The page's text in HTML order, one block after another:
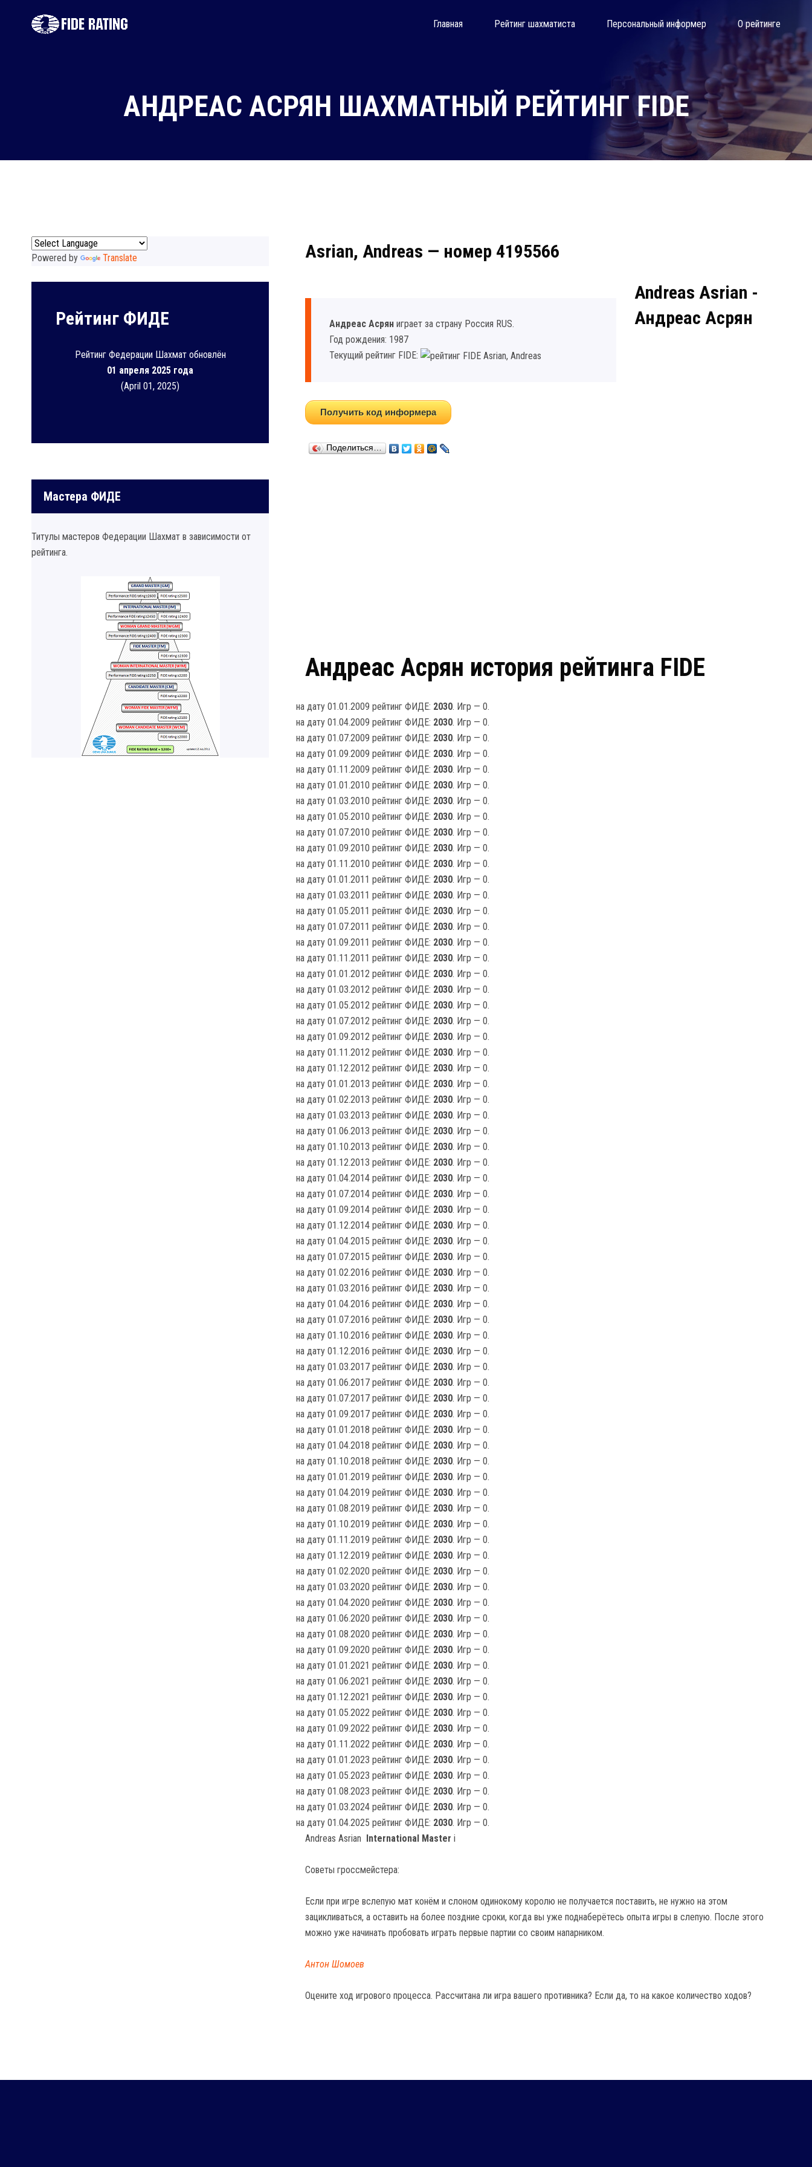
Главная Рейтинг шахматиста Персональный информер О рейтинге
АНДРЕАС АСРЯН ШАХМАТНЫЙ РЕЙТИНГ FIDE
Powered by Translate
Рейтинг ФИДЕ
Рейтинг Федерации Шахмат обновлён
01 апреля 2025 года
(April 01, 2025)
Мастера ФИДЕ
Титулы мастеров Федерации Шахмат в зависимости от
рейтинга.
Asrian, Andreas — номер 4195566
Андреас Асрян играет за страну Россия RUS.
Год рождения: 1987
Текущий рейтинг FIDE:
Получить код информера
Поделиться…
Andreas Asrian -
Андреас Асрян
Андреас Асрян история рейтинга FIDE
на дату 01.01.2009 рейтинг ФИДЕ: 2030. Игр — 0.
на дату 01.04.2009 рейтинг ФИДЕ: 2030. Игр — 0.
на дату 01.07.2009 рейтинг ФИДЕ: 2030. Игр — 0.
на дату 01.09.2009 рейтинг ФИДЕ: 2030. Игр — 0.
на дату 01.11.2009 рейтинг ФИДЕ: 2030. Игр — 0.
на дату 01.01.2010 рейтинг ФИДЕ: 2030. Игр — 0.
на дату 01.03.2010 рейтинг ФИДЕ: 2030. Игр — 0.
на дату 01.05.2010 рейтинг ФИДЕ: 2030. Игр — 0.
на дату 01.07.2010 рейтинг ФИДЕ: 2030. Игр — 0.
на дату 01.09.2010 рейтинг ФИДЕ: 2030. Игр — 0.
на дату 01.11.2010 рейтинг ФИДЕ: 2030. Игр — 0.
на дату 01.01.2011 рейтинг ФИДЕ: 2030. Игр — 0.
на дату 01.03.2011 рейтинг ФИДЕ: 2030. Игр — 0.
на дату 01.05.2011 рейтинг ФИДЕ: 2030. Игр — 0.
на дату 01.07.2011 рейтинг ФИДЕ: 2030. Игр — 0.
на дату 01.09.2011 рейтинг ФИДЕ: 2030. Игр — 0.
на дату 01.11.2011 рейтинг ФИДЕ: 2030. Игр — 0.
на дату 01.01.2012 рейтинг ФИДЕ: 2030. Игр — 0.
на дату 01.03.2012 рейтинг ФИДЕ: 2030. Игр — 0.
на дату 01.05.2012 рейтинг ФИДЕ: 2030. Игр — 0.
на дату 01.07.2012 рейтинг ФИДЕ: 2030. Игр — 0.
на дату 01.09.2012 рейтинг ФИДЕ: 2030. Игр — 0.
на дату 01.11.2012 рейтинг ФИДЕ: 2030. Игр — 0.
на дату 01.12.2012 рейтинг ФИДЕ: 2030. Игр — 0.
на дату 01.01.2013 рейтинг ФИДЕ: 2030. Игр — 0.
на дату 01.02.2013 рейтинг ФИДЕ: 2030. Игр — 0.
на дату 01.03.2013 рейтинг ФИДЕ: 2030. Игр — 0.
на дату 01.06.2013 рейтинг ФИДЕ: 2030. Игр — 0.
на дату 01.10.2013 рейтинг ФИДЕ: 2030. Игр — 0.
на дату 01.12.2013 рейтинг ФИДЕ: 2030. Игр — 0.
на дату 01.04.2014 рейтинг ФИДЕ: 2030. Игр — 0.
на дату 01.07.2014 рейтинг ФИДЕ: 2030. Игр — 0.
на дату 01.09.2014 рейтинг ФИДЕ: 2030. Игр — 0.
на дату 01.12.2014 рейтинг ФИДЕ: 2030. Игр — 0.
на дату 01.04.2015 рейтинг ФИДЕ: 2030. Игр — 0.
на дату 01.07.2015 рейтинг ФИДЕ: 2030. Игр — 0.
на дату 01.02.2016 рейтинг ФИДЕ: 2030. Игр — 0.
на дату 01.03.2016 рейтинг ФИДЕ: 2030. Игр — 0.
на дату 01.04.2016 рейтинг ФИДЕ: 2030. Игр — 0.
на дату 01.07.2016 рейтинг ФИДЕ: 2030. Игр — 0.
на дату 01.10.2016 рейтинг ФИДЕ: 2030. Игр — 0.
на дату 01.12.2016 рейтинг ФИДЕ: 2030. Игр — 0.
на дату 01.03.2017 рейтинг ФИДЕ: 2030. Игр — 0.
на дату 01.06.2017 рейтинг ФИДЕ: 2030. Игр — 0.
на дату 01.07.2017 рейтинг ФИДЕ: 2030. Игр — 0.
на дату 01.09.2017 рейтинг ФИДЕ: 2030. Игр — 0.
на дату 01.01.2018 рейтинг ФИДЕ: 2030. Игр — 0.
на дату 01.04.2018 рейтинг ФИДЕ: 2030. Игр — 0.
на дату 01.10.2018 рейтинг ФИДЕ: 2030. Игр — 0.
на дату 01.01.2019 рейтинг ФИДЕ: 2030. Игр — 0.
на дату 01.04.2019 рейтинг ФИДЕ: 2030. Игр — 0.
на дату 01.08.2019 рейтинг ФИДЕ: 2030. Игр — 0.
на дату 01.10.2019 рейтинг ФИДЕ: 2030. Игр — 0.
на дату 01.11.2019 рейтинг ФИДЕ: 2030. Игр — 0.
на дату 01.12.2019 рейтинг ФИДЕ: 2030. Игр — 0.
на дату 01.02.2020 рейтинг ФИДЕ: 2030. Игр — 0.
на дату 01.03.2020 рейтинг ФИДЕ: 2030. Игр — 0.
на дату 01.04.2020 рейтинг ФИДЕ: 2030. Игр — 0.
на дату 01.06.2020 рейтинг ФИДЕ: 2030. Игр — 0.
на дату 01.08.2020 рейтинг ФИДЕ: 2030. Игр — 0.
на дату 01.09.2020 рейтинг ФИДЕ: 2030. Игр — 0.
на дату 01.01.2021 рейтинг ФИДЕ: 2030. Игр — 0.
на дату 01.06.2021 рейтинг ФИДЕ: 2030. Игр — 0.
на дату 01.12.2021 рейтинг ФИДЕ: 2030. Игр — 0.
на дату 01.05.2022 рейтинг ФИДЕ: 2030. Игр — 0.
на дату 01.09.2022 рейтинг ФИДЕ: 2030. Игр — 0.
на дату 01.11.2022 рейтинг ФИДЕ: 2030. Игр — 0.
на дату 01.01.2023 рейтинг ФИДЕ: 2030. Игр — 0.
на дату 01.05.2023 рейтинг ФИДЕ: 2030. Игр — 0.
на дату 01.08.2023 рейтинг ФИДЕ: 2030. Игр — 0.
на дату 01.03.2024 рейтинг ФИДЕ: 2030. Игр — 0.
на дату 01.04.2025 рейтинг ФИДЕ: 2030. Игр — 0.
Andreas Asrian International Master i
Советы гроссмейстера:
Если при игре вслепую мат конём и слоном одинокому королю не получается поставить, не нужно на этом
зацикливаться, а оставить на более поздние сроки, когда вы уже поднаберётесь опыта игры в слепую. После этого
можно уже начинать пробовать играть первые партии со своим напарником.
Антон Шомоев
Оцените ход игрового процесса. Рассчитана ли игра вашего противника? Если да, то на какое количество ходов?